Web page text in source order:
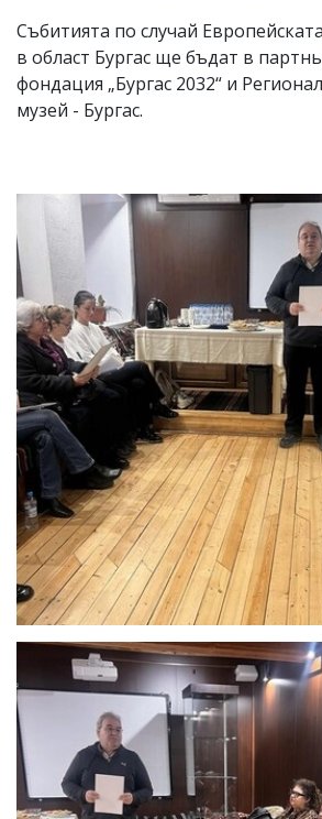
Събитията по случай
в област Бургас ще бъдат в
фондация „Бургас 2032“ и
музей - Бургас.